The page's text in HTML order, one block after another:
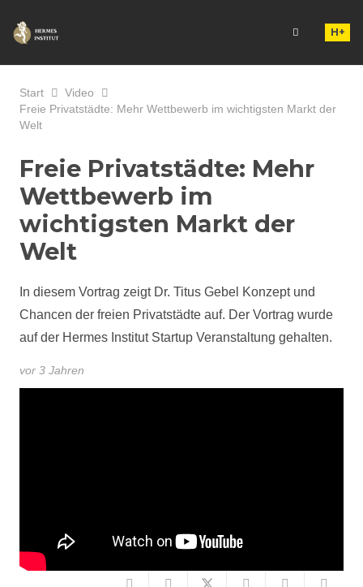
H+
Start
Video
Freie Privatstädte: Mehr Wettbewerb im wichtigsten Markt der
Welt
Freie Privatstädte: Mehr
Wettbewerb im
wichtigsten Markt der
Welt
In diesem Vortrag zeigt Dr. Titus Gebel Konzept und
Chancen der freien Privatstädte auf. Der Vortrag wurde
auf der Hermes Institut Startup Veranstaltung gehalten.
vor 3 Jahren